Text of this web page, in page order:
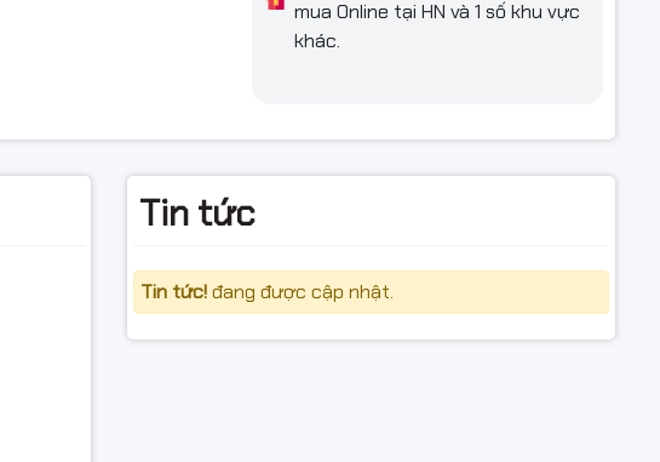
mua Online tại HN và 1 số khu vực
khác.
Tin tức
Tin tức!đang được cập nhật.